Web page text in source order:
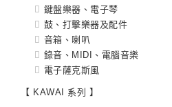
鍵盤樂器、電子琴
鼓、打擊樂器及配件
音箱、喇叭
錄音、MIDI、電腦音樂
電子薩克斯風
【 KAWAI 系列 】